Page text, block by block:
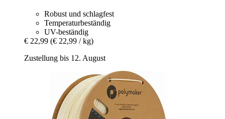
Robust und schlagfest
Temperaturbeständig
UV-beständig
€ 22,99 (€ 22,99 / kg)
Zustellung bis 12. August